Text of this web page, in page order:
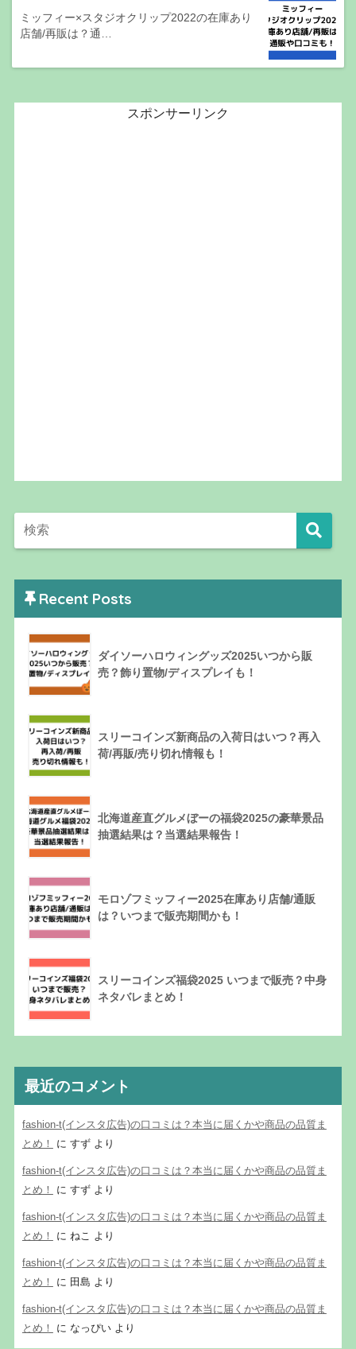
ミッフィー×スタジオクリップ2022の在庫あり
店舗/再販は？通…
スポンサーリンク
Recent Posts
ダイソーハロウィングッズ2025いつから販
売？飾り置物/ディスプレイも！
スリーコインズ新商品の入荷日はいつ？再入
荷/再販/売り切れ情報も！
北海道産直グルメぼーの福袋2025の豪華景品
抽選結果は？当選結果報告！
モロゾフミッフィー2025在庫あり店舗/通販
は？いつまで販売期間かも！
スリーコインズ福袋2025 いつまで販売？中身
ネタバレまとめ！
最近のコメント
fashion-t(インスタ広告)の口コミは？本当に届くかや商品の品質ま
とめ！
に すずより
fashion-t(インスタ広告)の口コミは？本当に届くかや商品の品質ま
とめ！
に すずより
fashion-t(インスタ広告)の口コミは？本当に届くかや商品の品質ま
とめ！
に ねこ より
fashion-t(インスタ広告)の口コミは？本当に届くかや商品の品質ま
とめ！
に 田島 より
fashion-t(インスタ広告)の口コミは？本当に届くかや商品の品質ま
とめ！
に なっぴいより